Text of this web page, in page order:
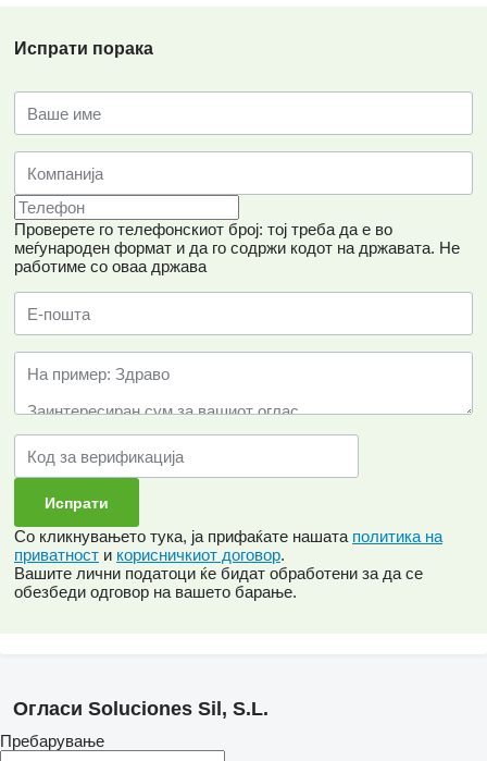
Испрати порака
Проверете го телефонскиот број: тој треба да е во
меѓународен формат и да го содржи кодот на државата. Не
работиме со оваа држава
Со кликнувањето тука, ја прифаќате нашата политика на
приватност и корисничкиот договор.
Вашите лични податоци ќе бидат обработени за да се
обезбеди одговор на вашето барање.
Огласи Soluciones Sil, S.L.
Пребарување